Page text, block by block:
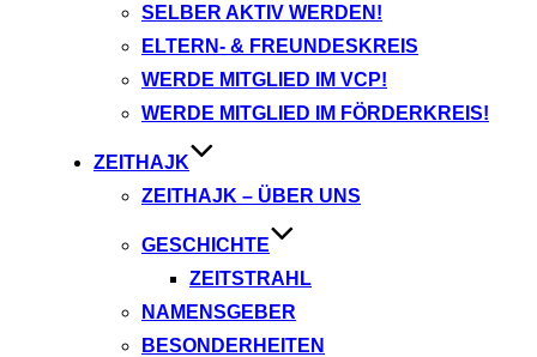
SELBER AKTIV WERDEN!
ELTERN- & FREUNDESKREIS
WERDE MITGLIED IM VCP!
WERDE MITGLIED IM FÖRDERKREIS!
ZEITHAJK
ZEITHAJK – ÜBER UNS
GESCHICHTE
ZEITSTRAHL
NAMENSGEBER
BESONDERHEITEN